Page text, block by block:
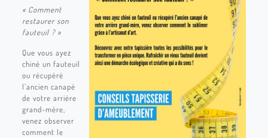
« Comment
restaurer son
fauteuil ? »
Que vous ayez
chiné un fauteuil
ou récupéré
l’ancien canapé
de votre arrière
grand-mère,
venez observer
comment le